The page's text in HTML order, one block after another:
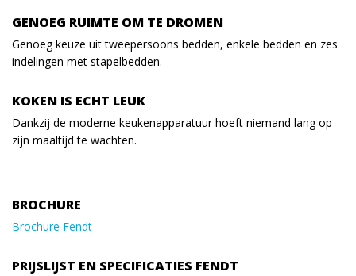
GENOEG RUIMTE OM TE DROMEN
Genoeg keuze uit tweepersoons bedden, enkele bedden en zes
indelingen met stapelbedden.
KOKEN IS ECHT LEUK
Dankzij de moderne keukenapparatuur hoeft niemand lang op
zijn maaltijd te wachten.
BROCHURE
Brochure Fendt
PRIJSLIJST EN SPECIFICATIES FENDT